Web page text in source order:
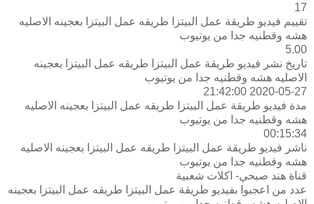
17
تقييم فيديو طريقة عمل البيتزا طريقه عمل البيتزا بعجينه الاصليه
هشه وقطنيه جدا من يوتيوب
5.00
تاريخ نشر فيديو طريقة عمل البيتزا طريقه عمل البيتزا بعجينه
الاصليه هشه وقطنيه جدا من يوتيوب
2020-05-27 21:42:00
مدة فيديو طريقة عمل البيتزا طريقه عمل البيتزا بعجينه الاصليه
هشه وقطنيه جدا من يوتيوب
00:15:34
ناشر فيديو طريقة عمل البيتزا طريقه عمل البيتزا بعجينه الاصليه
هشه وقطنيه جدا من يوتيوب
قناة هند صبحي- اكلات شعبية
عدد من اعجبوا بفيديو طريقة عمل البيتزا طريقه عمل البيتزا بعجينه